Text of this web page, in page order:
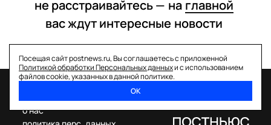
не расстраивайтесь — на главной
вас ждут интересные новости
Посещая сайт postnews.ru, Вы соглашаетесь с приложенной
Политикой обработки Персональных данныхи с использованием
файлов cookie, указанных в данной политике.
ОК
о нас